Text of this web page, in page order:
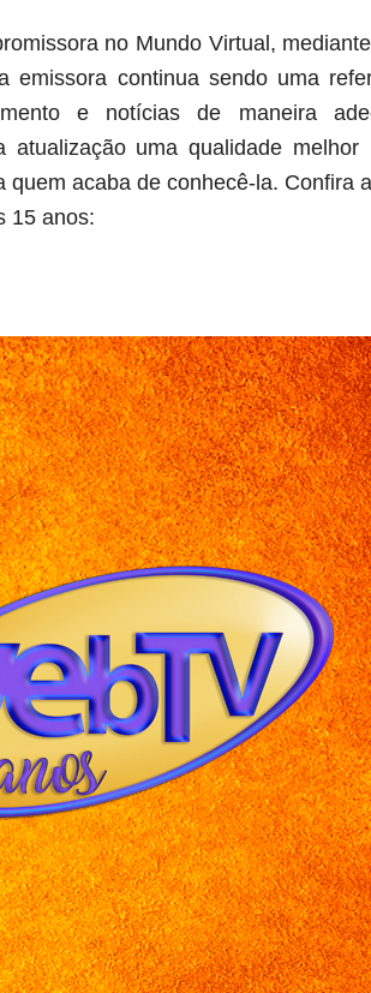
no Mundo Virtual,
emissora continua sendo uma
e notícias de maneira
uma qualidade
acaba de conhecê-la. Confira
15 anos: